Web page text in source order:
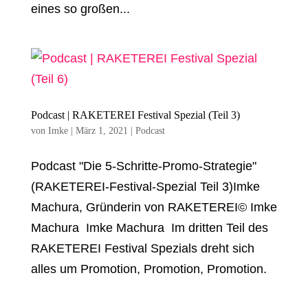
eines so großen...
Podcast | RAKETEREI Festival Spezial (Teil 3)
von Imke| März 1, 2021 Podcast
Podcast "Die 5-Schritte-Promo-Strategie"
(RAKETEREI-Festival-Spezial Teil 3)Imke
Machura, Gründerin von RAKETEREI© Imke
Machura Imke Machura Im dritten Teil des
RAKETEREI Festival Spezials dreht sich
alles um Promotion, Promotion, Promotion.